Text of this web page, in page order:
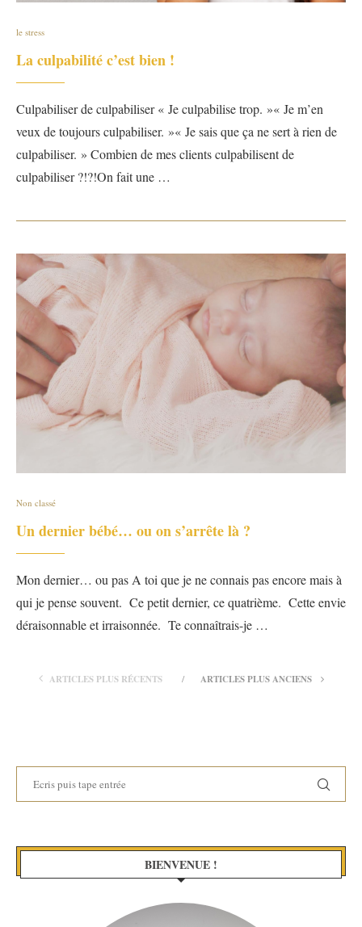
le stress
La culpabilité c’est bien !
Culpabiliser de culpabiliser « Je culpabilise trop. »« Je m’en
veux de toujours culpabiliser. »« Je sais que ça ne sert à rien de
culpabiliser. » Combien de mes clients culpabilisent de
culpabiliser ?!?!On fait une …
Non classé
Un dernier bébé… ou on s’arrête là ?
Mon dernier… ou pas A toi que je ne connais pas encore mais à
qui je pense souvent. Ce petit dernier, ce quatrième. Cette envie
déraisonnable et irraisonnée. Te connaîtrais-je …
ARTICLES PLUS RÉCENTS ARTICLES PLUS ANCIENS
BIENVENUE !